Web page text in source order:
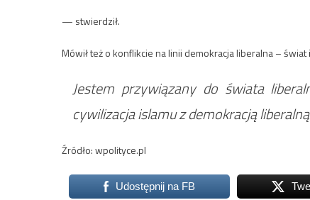
— stwierdził.
Mówił też o konflikcie na linii demokracja liberalna – świat
Jestem przywiązany do świata
cywilizacja islamu z demokracją
Źródło: wpolityce.pl
Udostępnij na FB